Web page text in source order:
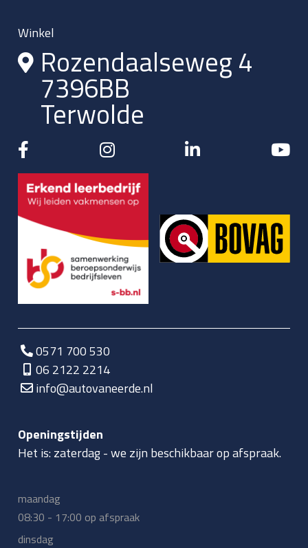
Winkel
Rozendaalseweg 4
7396BB
Terwolde
0571 700 530
06 2122 2214
info@autovaneerde.nl
Openingstijden
Het is:zaterdag-we zijn beschikbaar op afspraak.
maandag
08:30 - 17:00 op afspraak
dinsdag